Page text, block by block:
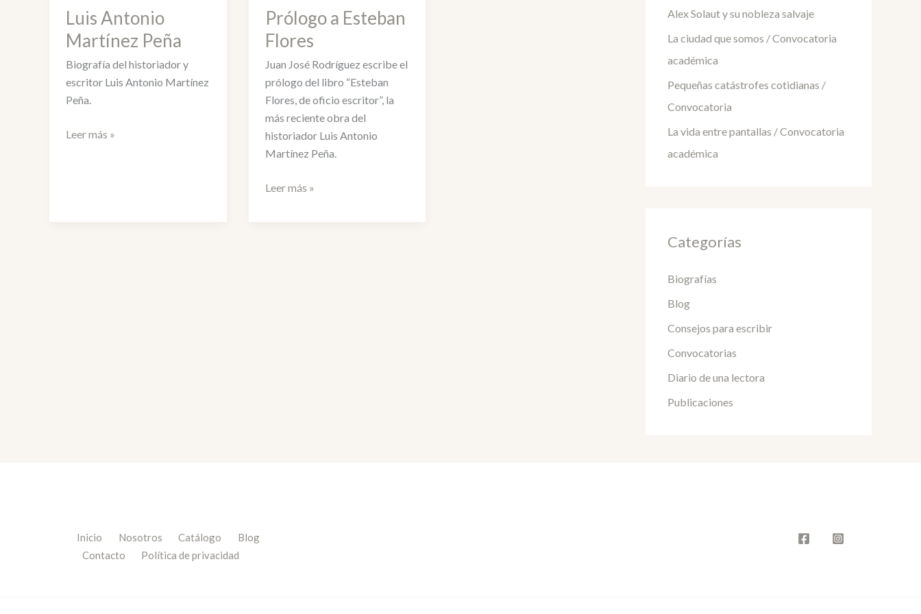
Luis Antonio
Martínez Peña
Biografía del historiador y
escritor Luis Antonio Martínez
Peña.
Luis
Leer más »
Prólogo a Esteban
Flores
Juan José Rodríguez escribe el
prólogo del libro “Esteban
Flores, de oficio escritor”, la
más reciente obra del
historiador Luis Antonio
Martínez Peña.
Prólogo
Leer más »
Alex Solaut y su nobleza salvaje
La ciudad que somos / Convocatoria
académica
Pequeñas catástrofes cotidianas /
Convocatoria
La vida entre pantallas / Convocatoria
académica
Categorías
Biografías
Blog
Consejos para escribir
Convocatorias
Diario de una lectora
Publicaciones
Inicio Nosotros Catálogo
Blog
Contacto
Política de privacidad